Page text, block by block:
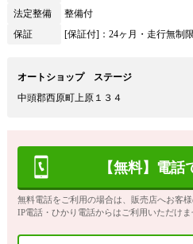
法定整備
整備付
保証
[保証付]：24ヶ月・走行無制限
オートショップ ステージ
中頭郡西原町上原１３４
【無料】電話
無料電話をご利用の場合は、販売店へお客
IP電話・ひかり電話からはご利用いただけま